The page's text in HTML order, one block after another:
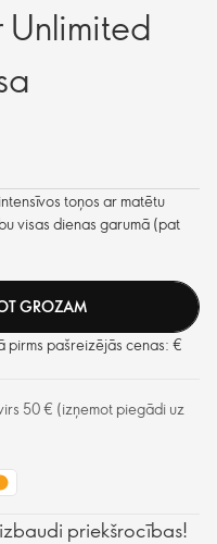
Unlimited
toņos ar matētu
visas dienas garumā (pat
GROZAM
pirms pašreizējās cenas: €
50 € (izņemot piegādi uz
priekšrocības!